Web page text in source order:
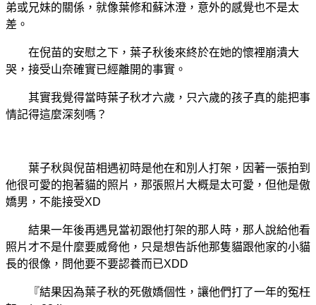
弟或兄妹的關係，就像葉修和蘇沐澄，意外的感覺也不是太
差。
在倪苗的安慰之下，葉子秋後來終於在她的懷裡崩潰大
哭，接受山奈確實已經離開的事實。
其實我覺得當時葉子秋才六歲，只六歲的孩子真的能把事
情記得這麼深刻嗎？
葉子秋與倪苗相遇初時是他在和別人打架，因著一張拍到
他很可愛的抱著貓的照片，那張照片大概是太可愛，但他是傲
嬌男，不能接受XD
結果一年後再遇見當初跟他打架的那人時，那人說給他看
照片才不是什麼要威脅他，只是想告訴他那隻貓跟他家的小貓
長的很像，問他要不要認養而已XDD
『結果因為葉子秋的死傲嬌個性，讓他們打了一年的冤枉